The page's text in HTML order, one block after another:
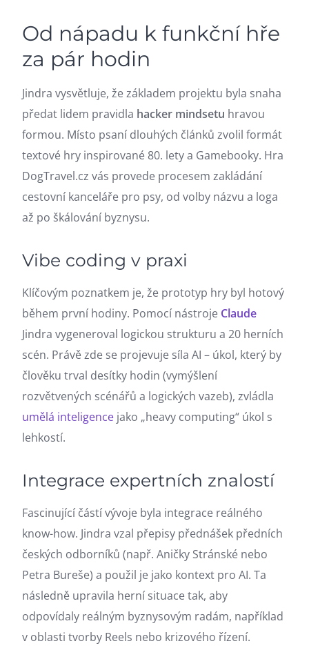
Od nápadu k funkční hře
za pár hodin
Jindra vysvětluje, že základem projektu byla snaha
předat lidem pravidla hacker mindsetu hravou
formou. Místo psaní dlouhých článků zvolil formát
textové hry inspirované 80. lety a Gamebooky. Hra
DogTravel.cz vás provede procesem zakládání
cestovní kanceláře pro psy, od volby názvu a loga
až po škálování byznysu.
Vibe coding v praxi
Klíčovým poznatkem je, že prototyp hry byl hotový
během první hodiny. Pomocí nástroje Claude
Jindra vygeneroval logickou strukturu a 20 herních
scén. Právě zde se projevuje síla AI – úkol, který by
člověku trval desítky hodin (vymýšlení
rozvětvených scénářů a logických vazeb), zvládla
umělá inteligence jako „heavy computing“ úkol s
lehkostí.
Integrace expertních znalostí
Fascinující částí vývoje byla integrace reálného
know-how. Jindra vzal přepisy přednášek předních
českých odborníků (např. Aničky Stránské nebo
Petra Bureše) a použil je jako kontext pro AI. Ta
následně upravila herní situace tak, aby
odpovídaly reálným byznysovým radám, například
v oblasti tvorby Reels nebo krizového řízení.